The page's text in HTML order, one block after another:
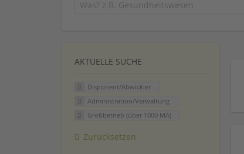
AKTUELLE SUCHE
Disponent/Abwickler
Administration/Verwaltung
Großbetrieb (über 1000 MA)
Zurücksetzen